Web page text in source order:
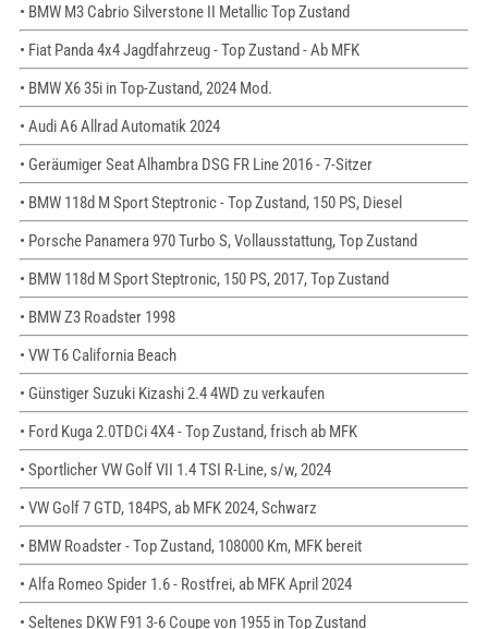
• BMW M3 Cabrio Silverstone II Metallic Top Zustand
• Fiat Panda 4x4 Jagdfahrzeug - Top Zustand - Ab MFK
• BMW X6 35i in Top-Zustand, 2024 Mod.
• Audi A6 Allrad Automatik 2024
• Geräumiger Seat Alhambra DSG FR Line 2016 - 7-Sitzer
• BMW 118d M Sport Steptronic - Top Zustand, 150 PS, Diesel
• Porsche Panamera 970 Turbo S, Vollausstattung, Top Zustand
• BMW 118d M Sport Steptronic, 150 PS, 2017, Top Zustand
• BMW Z3 Roadster 1998
• VW T6 California Beach
• Günstiger Suzuki Kizashi 2.4 4WD zu verkaufen
• Ford Kuga 2.0TDCi 4X4 - Top Zustand, frisch ab MFK
• Sportlicher VW Golf VII 1.4 TSI R-Line, s/w, 2024
• VW Golf 7 GTD, 184PS, ab MFK 2024, Schwarz
• BMW Roadster - Top Zustand, 108000 Km, MFK bereit
• Alfa Romeo Spider 1.6 - Rostfrei, ab MFK April 2024
• Seltenes DKW F91 3-6 Coupe von 1955 in Top Zustand